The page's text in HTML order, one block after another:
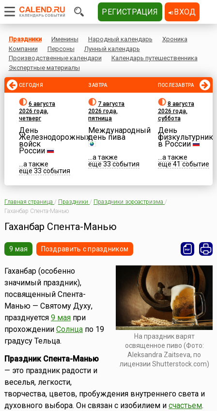
Праздники Именины Народный календарь
Хроника
Компании
Персоны
Лунный календарь
Производственные календари
Календарь путешественника
Экспертные материалы
СЕГОДНЯ
6 августа
2026 года,
четверг
День
Железнодорожных
войск
России
...а также
еще 33 события
ЗАВТРА
7 августа
2026 года,
пятница
Международный
день пива
...а также
еще 33 события
ПОСЛЕЗАВТРА
8 августа
2026 года,
суббота
День
физкультурника
в России
...а также
еще 41 событие
Главная страница / Праздники / Праздники зороастризма /
Гаханбар Спента-Манью
Гаханбар Спента-Манью
9 мая Поздравить с праздником
На праздник варят
освященное пиво (Фото:
Aleksandra Zaitseva, по
лицензии Shutterstock.com)
Гаханбар (особенно
значимый праздник),
посвященный Спента-
Манью — Святому Духу,
празднуется 9 маяпри
прохождении Солнцапо 19
градусу Тельца.
Праздник Спента-Манью
— это праздник радости и
веселья, легкости,
творчества, цветов, пробуждения внутреннего света и
духовного выбора. Он связан с изобилием и счастьем.
РЕГИСТРАЦИЯ ВХОД